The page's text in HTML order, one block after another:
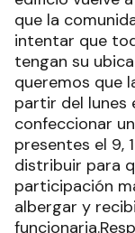
que la
intentar que
tengan su
queremos que
partir del lunes
confeccionar
presentes el 9,
distribuir para
participación
albergar y